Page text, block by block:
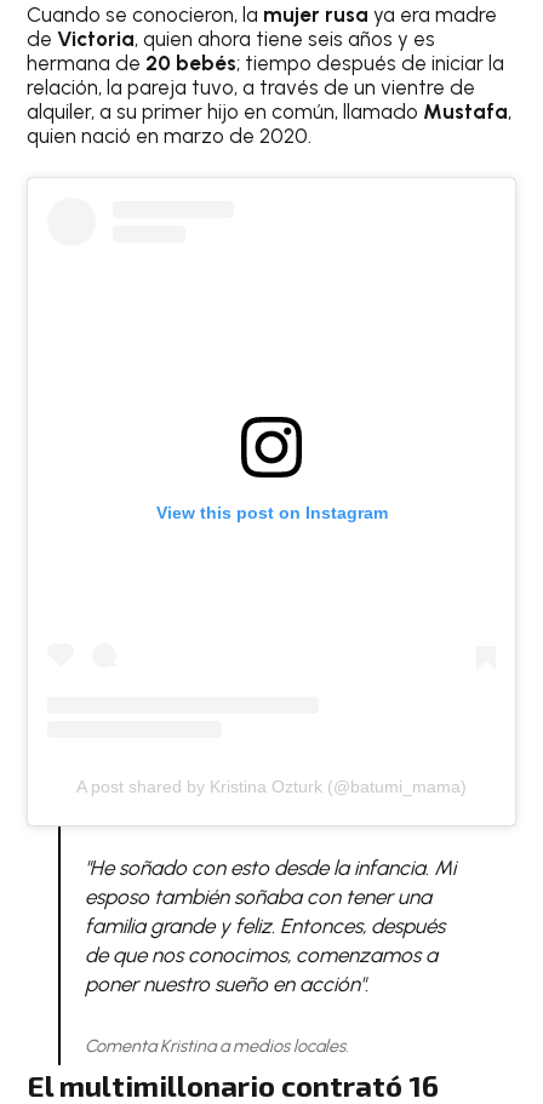
Cuando se conocieron, la mujer rusaya era madre
deVictoria, quien ahora tiene seis años y es
hermana de 20 bebés; tiempo después de iniciar la
relación, la pareja tuvo, a través de un vientre de
alquiler, a su primer hijo en común, llamado Mustafa,
quien nació en marzo de 2020.
View this post on Instagram
A post shared by Kristina Ozturk (@batumi_mama)
"He soñado con esto desde la infancia. Mi
esposo también soñaba con tener una
familia grande y feliz. Entonces, después
de que nos conocimos, comenzamos a
poner nuestro sueño en acción".
Comenta Kristina a medios locales.
El multimillonario contrató 16